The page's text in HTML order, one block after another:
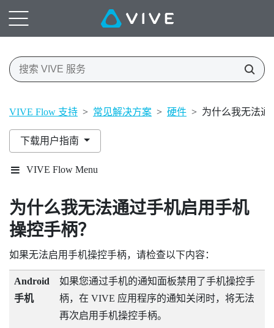
VIVE Flow 支持 > 常见解决方案 > 硬件 > 为什么我无法通
下载用户指南
VIVE Flow Menu
为什么我无法通过手机启用手机
操控手柄？
如果无法启用手机操控手柄，请检查以下内容：
Android
手机
如果您通过手机的通知面板禁用了手机操控手
柄，在 VIVE 应用程序的通知关闭时，将无法
再次启用手机操控手柄。